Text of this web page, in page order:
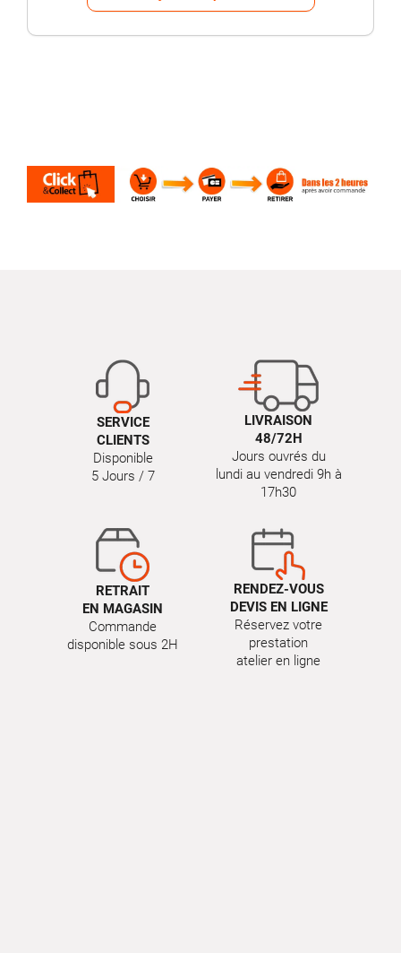
SERVICE
CLIENTS
Disponible
5 Jours / 7
LIVRAISON
48/72H
Jours ouvrés du
lundi au vendredi 9h à
17h30
RETRAIT
EN MAGASIN
Commande
disponible sous 2H
RENDEZ-VOUS
DEVIS EN LIGNE
Réservez votre
prestation
atelier en ligne